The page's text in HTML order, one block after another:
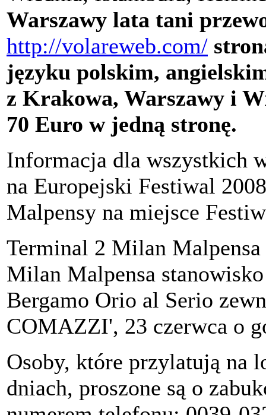
Warszawy lata tani
http://volareweb.com/
języku polskim,
z Krakowa, Warszawy i
70 Euro w jedną stronę.
Informacja dla wszystkich
na Europejski Festiwal
Malpensy na miejsce
Terminal 2 Milan
Milan Malpensa
Bergamo Orio al Serio
COMAZZI', 23 czerwca o
Osoby, które przylatują na
dniach, proszone są o